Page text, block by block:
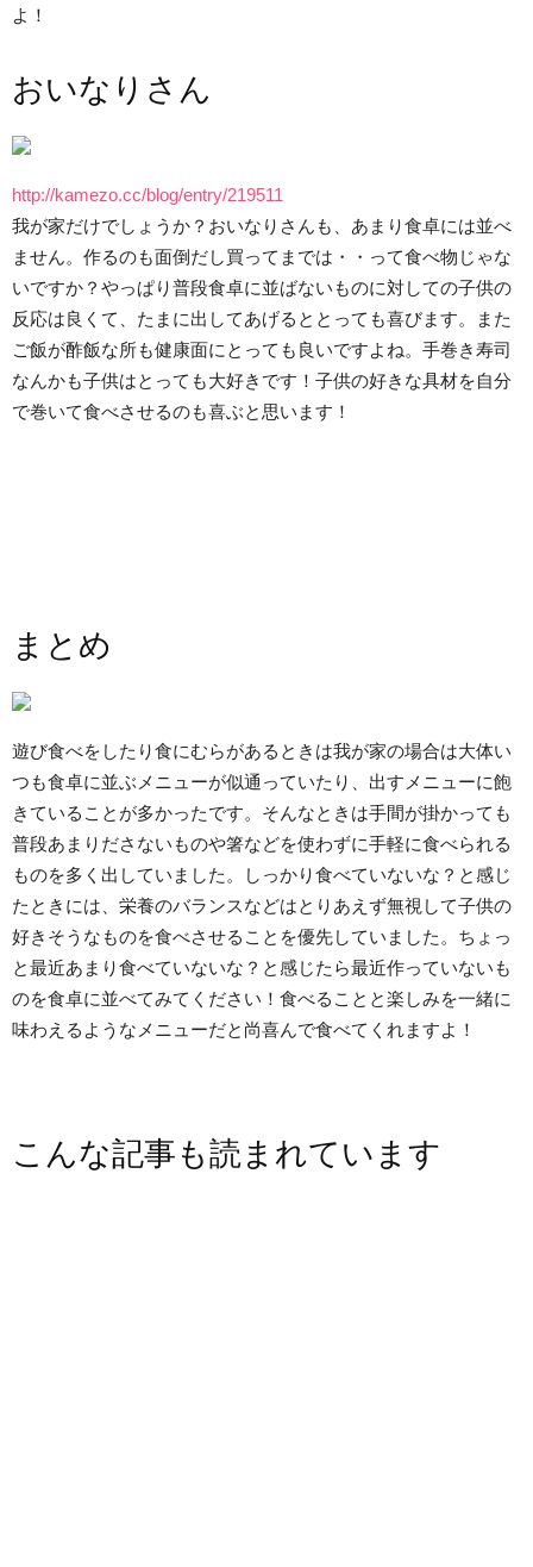
よ！
おいなりさん
http://kamezo.cc/blog/entry/219511
我が家だけでしょうか？おいなりさんも、あまり食卓には並べ
ません。作るのも面倒だし買ってまでは・・って食べ物じゃな
いですか？やっぱり普段食卓に並ばないものに対しての子供の
反応は良くて、たまに出してあげるととっても喜びます。また
ご飯が酢飯な所も健康面にとっても良いですよね。手巻き寿司
なんかも子供はとっても大好きです！子供の好きな具材を自分
で巻いて食べさせるのも喜ぶと思います！
まとめ
遊び食べをしたり食にむらがあるときは我が家の場合は大体い
つも食卓に並ぶメニューが似通っていたり、出すメニューに飽
きていることが多かったです。そんなときは手間が掛かっても
普段あまりださないものや箸などを使わずに手軽に食べられる
ものを多く出していました。しっかり食べていないな？と感じ
たときには、栄養のバランスなどはとりあえず無視して子供の
好きそうなものを食べさせることを優先していました。ちょっ
と最近あまり食べていないな？と感じたら最近作っていないも
のを食卓に並べてみてください！食べることと楽しみを一緒に
味わえるようなメニューだと尚喜んで食べてくれますよ！
こんな記事も読まれています